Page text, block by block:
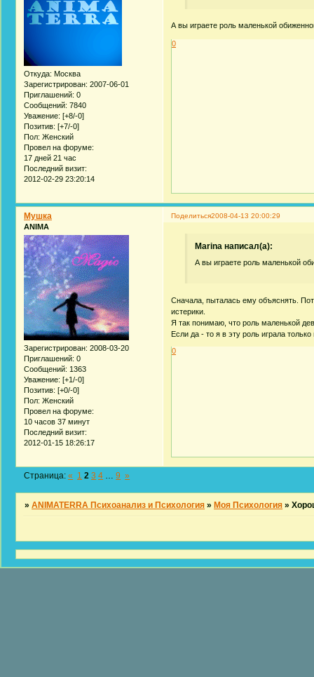
Откуда: Москва
Зарегистрирован: 2007-06-01
Приглашений: 0
Сообщений: 7840
Уважение: [+8/-0]
Позитив: [+7/-0]
Пол: Женский
Провел на форуме:
17 дней 21 час
Последний визит:
2012-02-29 23:20:14
А вы играете роль маленькой
0
Поделиться2008-04-13 20:00:29
Мушка
ANIMA
Зарегистрирован: 2008-03-20
Приглашений: 0
Сообщений: 1363
Уважение: [+1/-0]
Позитив: [+0/-0]
Пол: Женский
Провел на форуме:
10 часов 37 минут
Последний визит:
2012-01-15 18:26:17
Marina написал(а):
А вы играете роль маленькой
Сначала, пыталась ему объяснять.
истерики.
Я так понимаю, что роль маленькой
Если да - то я в эту роль играла только
0
Страница:« 1 2 3 4 … 9 »
»ANIMATERRA Психоанализ и Психология » Моя Психология »